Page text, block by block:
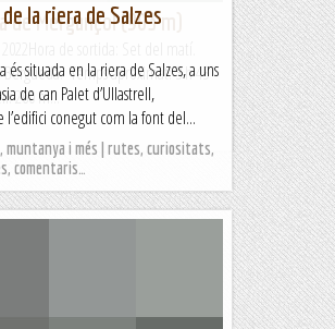
de Mergançol (903 m)
de sortida: Set del matí.
Temps aproximat: 3 h 45
260 m...
la riera de Salzes
és situada en la riera de Salzes, a uns
de can Palet d’Ullastrell,
conegut com la font del...
muntanya i més | rutes, curiositats,
comentaris…